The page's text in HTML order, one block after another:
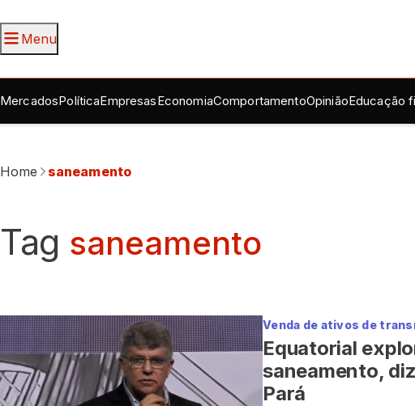
Menu
MercadosPolíticaEmpresasEconomiaComportamentoOpiniãoEducação
Home saneamento
Tag saneamento
Venda de ativos de
Equatorial
saneamento,
Pará